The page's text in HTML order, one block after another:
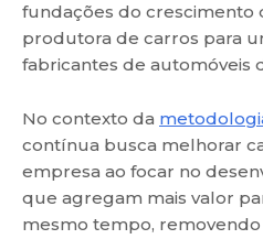
fundações do crescimento
produtora de carros para
fabricantes de automóveis
No contexto da
contínua busca melhorar
empresa ao focar no
que agregam mais valor
mesmo tempo,